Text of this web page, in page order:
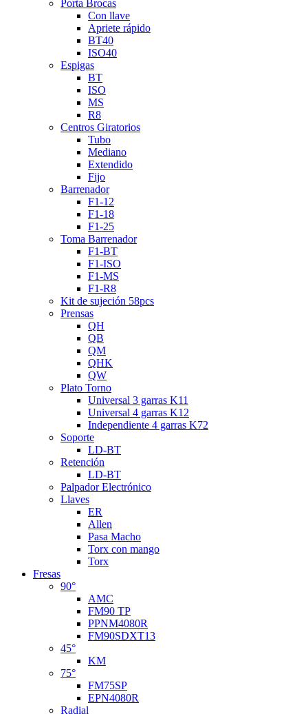
Porta Brocas
Con llave
Apriete rápido
BT40
ISO40
Espigas
BT
ISO
MS
R8
Centros Giratorios
Tubo
Mediano
Extendido
Fijo
Barrenador
F1-12
F1-18
F1-25
Toma Barrenador
F1-BT
F1-ISO
F1-MS
F1-R8
Kit de sujeción 58pcs
Prensas
QH
QB
QM
QHK
QW
Plato Torno
Universal 3 garras K11
Universal 4 garras K12
Independiente 4 garras K72
Soporte
LD-BT
Retención
LD-BT
Palpador Electrónico
Llaves
ER
Allen
Pasa Macho
Torx con mango
Torx
Fresas
90°
AMC
FM90 TP
PPNM4080R
FM90SDXT13
45°
KM
75°
FM75SP
EPN4080R
Radial